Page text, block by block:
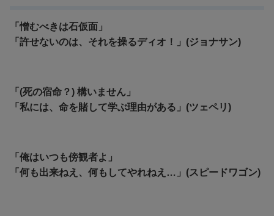
「憎むべきは石仮面」
「許せないのは、それを操るディオ！」(ジョナサン)
「(死の宿命？) 構いません」
「私には、命を賭して学ぶ理由がある」(ツェペリ)
「俺はいつも傍観者よ」
「何も出来ねえ、何もしてやれねえ…」(スピードワゴン)